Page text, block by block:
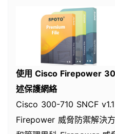
使用 Cisco Firepower
述保護網絡
Cisco 300-710 SNCF
Firepower 威脅防禦解決